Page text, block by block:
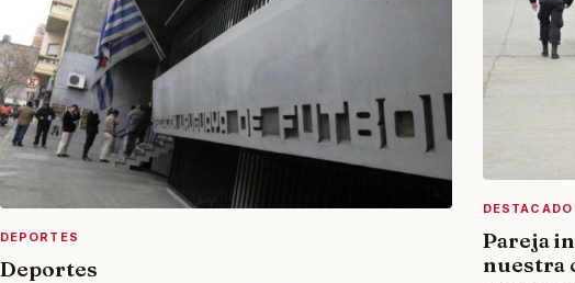
DEPORTES
Deportes
DESTACADO
Pareja
nuestra